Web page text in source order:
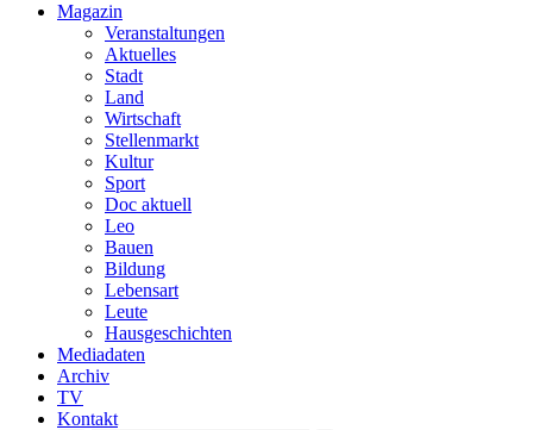
Magazin
Veranstaltungen
Aktuelles
Stadt
Land
Wirtschaft
Stellenmarkt
Kultur
Sport
Doc aktuell
Leo
Bauen
Bildung
Lebensart
Leute
Hausgeschichten
Mediadaten
Archiv
TV
Kontakt